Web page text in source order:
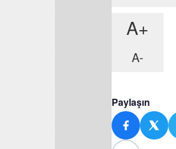
A+
A-
Paylaşın